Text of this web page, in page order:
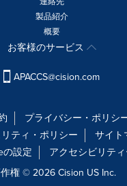
製品紹介
概要
お客様のサービス
APACCS@cision.com
プライバシー・ポリシ
ティ・ポリシー
サイト
の設定
アクセシビリテ
権 © 2026 Cision US Inc.